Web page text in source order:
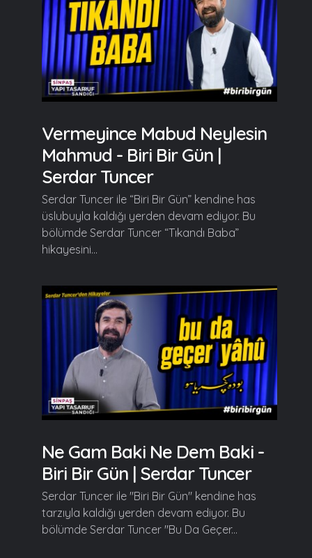
Vermeyince Mabud Neylesin
Mahmud - Biri Bir Gün |
Serdar Tuncer
Serdar Tuncer ile “Biri Bir Gün” kendine has
üslubuyla kaldığı yerden devam ediyor. Bu
bölümde Serdar Tuncer “Tıkandı Baba”
hikayesini...
Ne Gam Baki Ne Dem Baki -
Biri Bir Gün | Serdar Tuncer
Serdar Tuncer ile "Biri Bir Gün" kendine has
tarzıyla kaldığı yerden devam ediyor. Bu
bölümde Serdar Tuncer "Bu Da Geçer...